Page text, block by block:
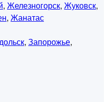
, Железногорск, Жуковск,
, Жанатас
, Запорожье,